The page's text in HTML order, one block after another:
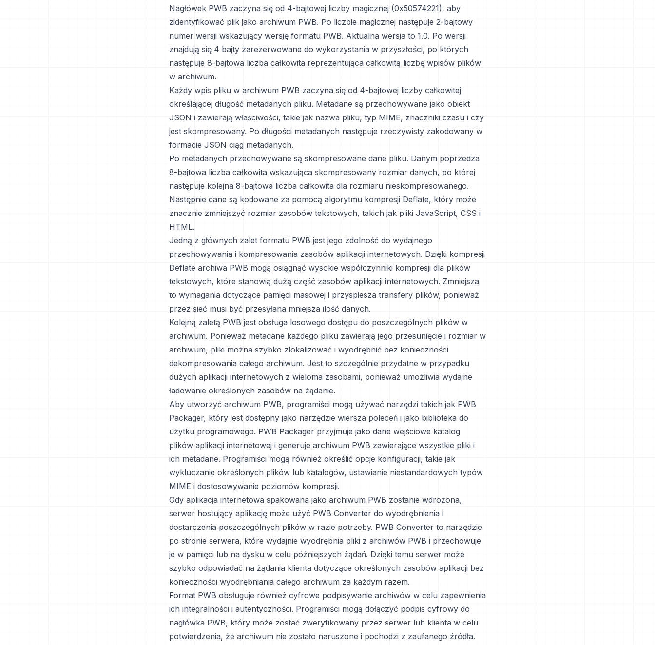
Nagłówek PWB zaczyna się od 4-bajtowej liczby magicznej (0x50574221), aby
zidentyfikować plik jako archiwum PWB. Po liczbie magicznej następuje 2-bajtowy
numer wersji wskazujący wersję formatu PWB. Aktualna wersja to 1.0. Po wersji
znajdują się 4 bajty zarezerwowane do wykorzystania w przyszłości, po których
następuje 8-bajtowa liczba całkowita reprezentująca całkowitą liczbę wpisów plików
w archiwum.
Każdy wpis pliku w archiwum PWB zaczyna się od 4-bajtowej liczby całkowitej
określającej długość metadanych pliku. Metadane są przechowywane jako obiekt
JSON i zawierają właściwości, takie jak nazwa pliku, typ MIME, znaczniki czasu i czy
jest skompresowany. Po długości metadanych następuje rzeczywisty zakodowany w
formacie JSON ciąg metadanych.
Po metadanych przechowywane są skompresowane dane pliku. Danym poprzedza
8-bajtowa liczba całkowita wskazująca skompresowany rozmiar danych, po której
następuje kolejna 8-bajtowa liczba całkowita dla rozmiaru nieskompresowanego.
Następnie dane są kodowane za pomocą algorytmu kompresji Deflate, który może
znacznie zmniejszyć rozmiar zasobów tekstowych, takich jak pliki JavaScript, CSS i
HTML.
Jedną z głównych zalet formatu PWB jest jego zdolność do wydajnego
przechowywania i kompresowania zasobów aplikacji internetowych. Dzięki kompresji
Deflate archiwa PWB mogą osiągnąć wysokie współczynniki kompresji dla plików
tekstowych, które stanowią dużą część zasobów aplikacji internetowych. Zmniejsza
to wymagania dotyczące pamięci masowej i przyspiesza transfery plików, ponieważ
przez sieć musi być przesyłana mniejsza ilość danych.
Kolejną zaletą PWB jest obsługa losowego dostępu do poszczególnych plików w
archiwum. Ponieważ metadane każdego pliku zawierają jego przesunięcie i rozmiar w
archiwum, pliki można szybko zlokalizować i wyodrębnić bez konieczności
dekompresowania całego archiwum. Jest to szczególnie przydatne w przypadku
dużych aplikacji internetowych z wieloma zasobami, ponieważ umożliwia wydajne
ładowanie określonych zasobów na żądanie.
Aby utworzyć archiwum PWB, programiści mogą używać narzędzi takich jak PWB
Packager, który jest dostępny jako narzędzie wiersza poleceń i jako biblioteka do
użytku programowego. PWB Packager przyjmuje jako dane wejściowe katalog
plików aplikacji internetowej i generuje archiwum PWB zawierające wszystkie pliki i
ich metadane. Programiści mogą również określić opcje konfiguracji, takie jak
wykluczanie określonych plików lub katalogów, ustawianie niestandardowych typów
MIME i dostosowywanie poziomów kompresji.
Gdy aplikacja internetowa spakowana jako archiwum PWB zostanie wdrożona,
serwer hostujący aplikację może użyć PWB Converter do wyodrębnienia i
dostarczenia poszczególnych plików w razie potrzeby. PWB Converter to narzędzie
po stronie serwera, które wydajnie wyodrębnia pliki z archiwów PWB i przechowuje
je w pamięci lub na dysku w celu późniejszych żądań. Dzięki temu serwer może
szybko odpowiadać na żądania klienta dotyczące określonych zasobów aplikacji bez
konieczności wyodrębniania całego archiwum za każdym razem.
Format PWB obsługuje również cyfrowe podpisywanie archiwów w celu zapewnienia
ich integralności i autentyczności. Programiści mogą dołączyć podpis cyfrowy do
nagłówka PWB, który może zostać zweryfikowany przez serwer lub klienta w celu
potwierdzenia, że archiwum nie zostało naruszone i pochodzi z zaufanego źródła.